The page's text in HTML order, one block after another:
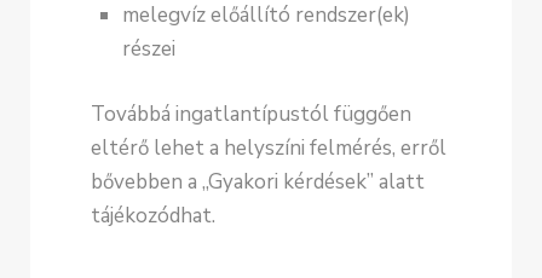
melegvíz előállító rendszer(ek)
részei
Továbbá ingatlantípustól függően
eltérő lehet a helyszíni felmérés, erről
bővebben a „Gyakori kérdések” alatt
tájékozódhat.